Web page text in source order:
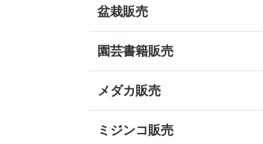
盆栽販売
園芸書籍販売
メダカ販売
ミジンコ販売